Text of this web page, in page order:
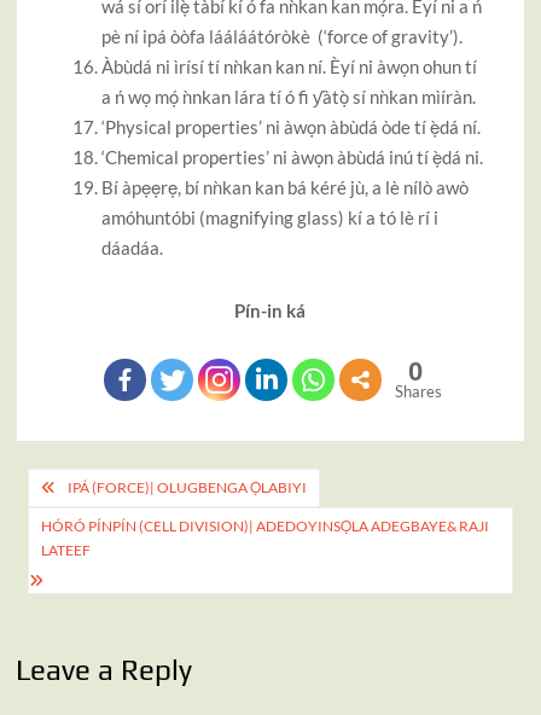
wá sí orí ilẹ̀ tàbí kí ó fa nǹkan kan mọ́ra. Èyí ni a ń
pè ní ipá òòfa lááláátóròkè (‘force of gravity’).
Àbùdá ni ìrísí tí nǹkan kan ní. Èyí ni àwọn ohun tí
a ń wọ mọ́ ǹnkan lára tí ó fi ƴàtọ̀ sí nǹkan mìíràn.
‘Physical properties’ ni àwọn àbùdá òde tí ẹ̀dá ní.
‘Chemical properties’ ni àwọn àbùdá inú tí ẹ̀dá ni.
Bí àpẹẹrẹ, bí nǹkan kan bá kéré jù, a lè nílò awò
amóhuntóbi (magnifying glass) kí a tó lè rí i
dáadáa.
Pín-in ká
0
Shares
Post
navigation
IPÁ (FORCE)| OLUGBENGA ỌLABIYI
HÓRÓ PÍNPÍN (CELL DIVISION)| ADEDOYINSỌLA ADEGBAYE& RAJI
LATEEF
Leave a Reply